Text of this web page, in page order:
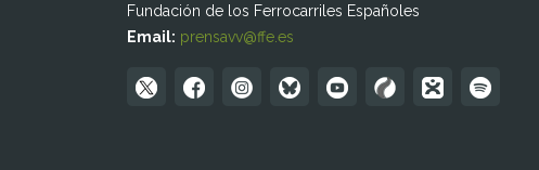
Fundación de los Ferrocarriles Españoles
Email: prensavv@ffe.es